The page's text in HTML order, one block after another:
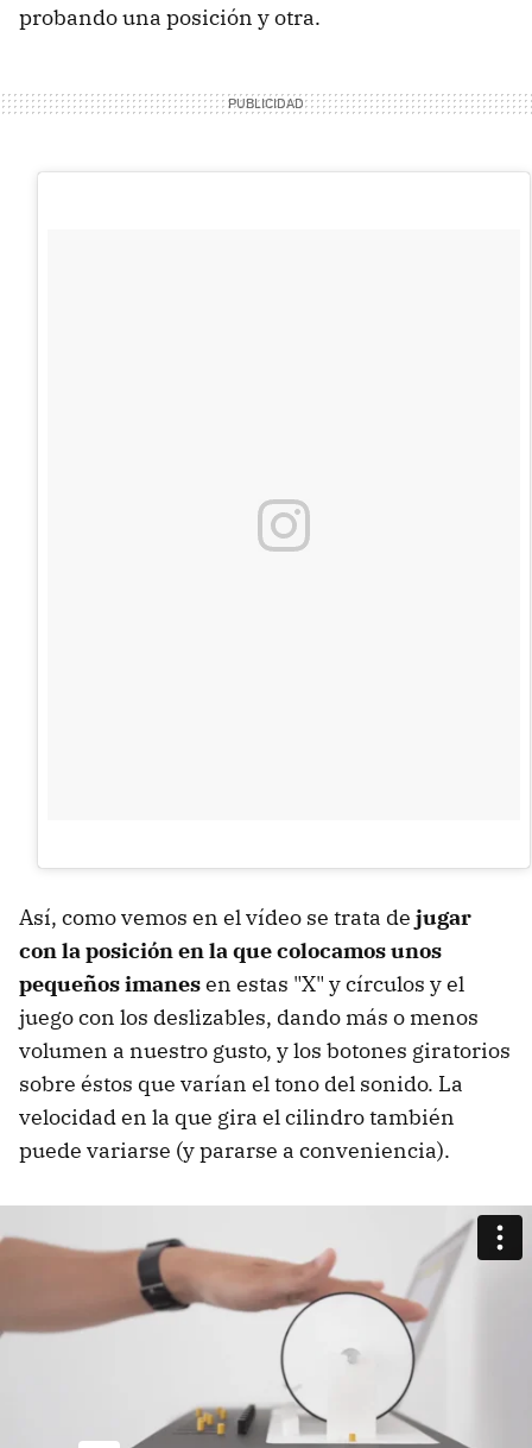
probando una posición y otra.
Así, como vemos en el vídeo se trata de jugar
con la posición en la que colocamos unos
pequeños imanesen estas "X" y círculos y el
juego con los deslizables, dando más o menos
volumen a nuestro gusto, y los botones giratorios
sobre éstos que varían el tono del sonido. La
velocidad en la que gira el cilindro también
puede variarse (y pararse a conveniencia).